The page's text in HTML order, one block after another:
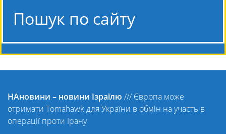
Пошук по сайту
НАновини – новини Ізраїлю /// Європа може
отримати Tomahawk для України в обмін на участь в
операції проти Ірану